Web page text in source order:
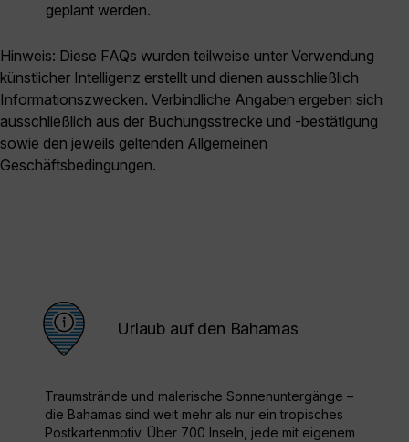
geplant werden.
Hinweis: Diese FAQs wurden teilweise unter Verwendung
künstlicher Intelligenz erstellt und dienen ausschließlich
Informationszwecken. Verbindliche Angaben ergeben sich
ausschließlich aus der Buchungsstrecke und -bestätigung
sowie den jeweils geltenden Allgemeinen
Geschäftsbedingungen.
Urlaub auf den Bahamas
Traumstrände und malerische Sonnenuntergänge –
die Bahamas sind weit mehr als nur ein tropisches
Postkartenmotiv. Über 700 Inseln, jede mit eigenem